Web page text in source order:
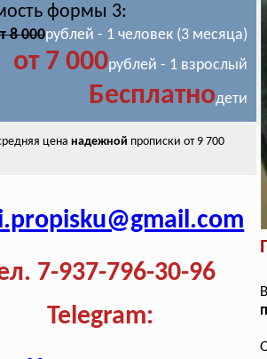
формы 3:
8 000рублей - 1 человек (3 месяца)
от 7 000рублей - 1 взрослый
Бесплатнодети
цена надежной прописки от 9 700
7-937-796-30-96
Telegram: